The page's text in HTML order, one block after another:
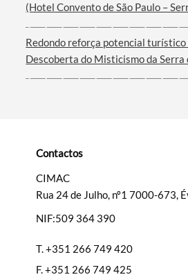
Categorias gerais
(Hotel Convento de São Paulo –
Redondo reforça potencial turístico
Descoberta do Misticismo da Serra
Contactos
CIMAC
Rua 24 de Julho, nº1 7000-673,
NIF:509 364 390
T.+351 266 749 420
F.+351 266 749 425